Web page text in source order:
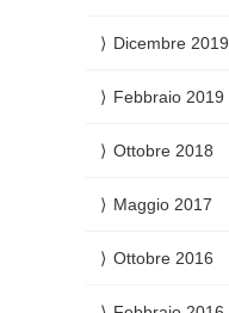
Dicembre 2019
Febbraio 2019
Ottobre 2018
Maggio 2017
Ottobre 2016